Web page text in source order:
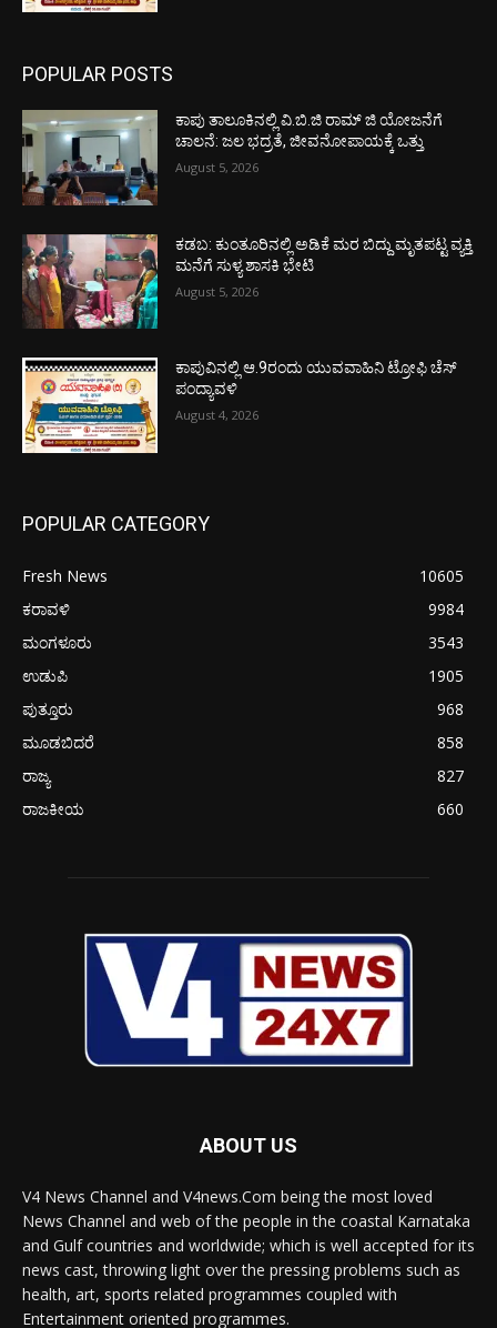
POPULAR POSTS
ಕಾಪು ತಾಲೂಕಿನಲ್ಲಿ ವಿ.ಬಿ.ಜಿ ರಾಮ್ ಜಿ ಯೋಜನೆಗೆ
ಚಾಲನೆ: ಜಲ ಭದ್ರತೆ, ಜೀವನೋಪಾಯಕ್ಕೆ ಒತ್ತು
August 5, 2026
ಕಡಬ: ಕುಂತೂರಿನಲ್ಲಿ ಅಡಿಕೆ ಮರ ಬಿದ್ದು ಮೃತಪಟ್ಟ ವ್ಯಕ್ತಿ
ಮನೆಗೆ ಸುಳ್ಯ ಶಾಸಕಿ ಭೇಟಿ
August 5, 2026
ಕಾಪುವಿನಲ್ಲಿ ಆ.9ರಂದು ಯುವವಾಹಿನಿ ಟ್ರೋಫಿ ಚೆಸ್
ಪಂದ್ಯಾವಳಿ
August 4, 2026
POPULAR CATEGORY
Fresh News
10605
ಕರಾವಳಿ
9984
ಮಂಗಳೂರು
3543
ಉಡುಪಿ
1905
ಪುತ್ತೂರು
968
ಮೂಡಬಿದರೆ
858
ರಾಜ್ಯ
827
ರಾಜಕೀಯ
660
ABOUT US
V4 News Channel and V4news.Com being the most loved
News Channel and web of the people in the coastal Karnataka
and Gulf countries and worldwide; which is well accepted for its
news cast, throwing light over the pressing problems such as
health, art, sports related programmes coupled with
Entertainment oriented programmes.